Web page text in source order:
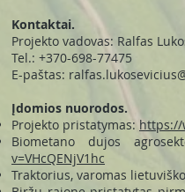
Kontaktai.
Projekto vadovas: Ralfas
Tel.: +370-698-77475
E-paštas:
Įdomios nuorodos.
Projekto pristatymas:https://
Biometano dujos
v=VHcQENjV1hc
Traktorius, varomas